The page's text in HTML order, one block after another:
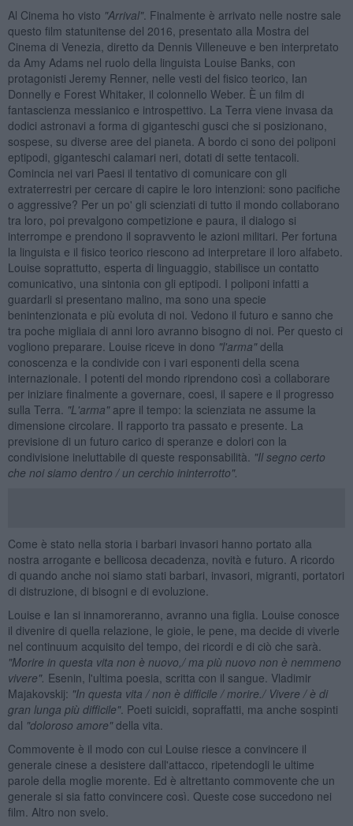
Al Cinema ho visto "Arrival". Finalmente è arrivato nelle nostre sale
questo film statunitense del 2016, presentato alla Mostra del
Cinema di Venezia, diretto da Dennis Villeneuve e ben interpretato
da Amy Adams nel ruolo della linguista Louise Banks, con
protagonisti Jeremy Renner, nelle vesti del fisico teorico, Ian
Donnelly e Forest Whitaker, il colonnello Weber. È un film di
fantascienza messianico e introspettivo. La Terra viene invasa da
dodici astronavi a forma di giganteschi gusci che si posizionano,
sospese, su diverse aree del pianeta. A bordo ci sono dei poliponi
eptipodi, giganteschi calamari neri, dotati di sette tentacoli.
Comincia nei vari Paesi il tentativo di comunicare con gli
extraterrestri per cercare di capire le loro intenzioni: sono pacifiche
o aggressive? Per un po' gli scienziati di tutto il mondo collaborano
tra loro, poi prevalgono competizione e paura, il dialogo si
interrompe e prendono il sopravvento le azioni militari. Per fortuna
la linguista e il fisico teorico riescono ad interpretare il loro alfabeto.
Louise soprattutto, esperta di linguaggio, stabilisce un contatto
comunicativo, una sintonia con gli eptipodi. I poliponi infatti a
guardarli si presentano malino, ma sono una specie
benintenzionata e più evoluta di noi. Vedono il futuro e sanno che
tra poche migliaia di anni loro avranno bisogno di noi. Per questo ci
vogliono preparare. Louise riceve in dono "l'arma"della
conoscenza e la condivide con i vari esponenti della scena
internazionale. I potenti del mondo riprendono così a collaborare
per iniziare finalmente a governare, coesi, il sapere e il progresso
sulla Terra. "L'arma"apre il tempo: la scienziata ne assume la
dimensione circolare. Il rapporto tra passato e presente. La
previsione di un futuro carico di speranze e dolori con la
condivisione ineluttabile di queste responsabilità. "Il segno certo
che noi siamo dentro / un cerchio ininterrotto".
Come è stato nella storia i barbari invasori hanno portato alla
nostra arrogante e bellicosa decadenza, novità e futuro. A ricordo
di quando anche noi siamo stati barbari, invasori, migranti, portatori
di distruzione, di bisogni e di evoluzione.
Louise e Ian si innamoreranno, avranno una figlia. Louise conosce
il divenire di quella relazione, le gioie, le pene, ma decide di viverle
nel continuum acquisito del tempo, dei ricordi e di ciò che sarà.
"Morire in questa vita non è nuovo,/ ma più nuovo non è nemmeno
vivere". Esenin, l'ultima poesia, scritta con il sangue. Vladimir
Majakovskij: "In questa vita / non è difficile / morire./ Vivere / è di
gran lunga più difficile". Poeti suicidi, sopraffatti, ma anche sospinti
dal "doloroso amore"della vita.
Commovente è il modo con cui Louise riesce a convincere il
generale cinese a desistere dall'attacco, ripetendogli le ultime
parole della moglie morente. Ed è altrettanto commovente che un
generale si sia fatto convincere così. Queste cose succedono nei
film. Altro non svelo.